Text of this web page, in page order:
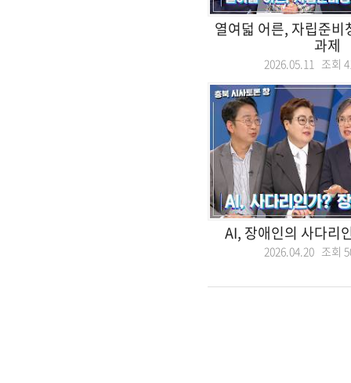
열여덟 어른, 자립준비
과제
2026.05.11 조회
AI, 장애인의 사다리
2026.04.20 조회